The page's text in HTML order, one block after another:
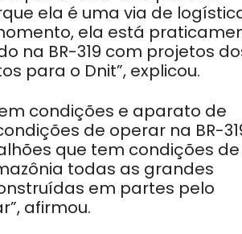
ela é uma via de
ela está
na BR-319 com projetos
para o Dnit”, explicou.
condições e aparato de
de operar na BR-
que tem condições de
todas as grandes
em partes pelo
afirmou.